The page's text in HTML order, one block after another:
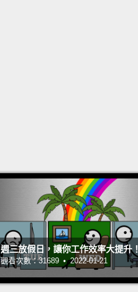
週三放假日，讓你工作效率大提升！
觀看次數：31689 • 2022-01-21